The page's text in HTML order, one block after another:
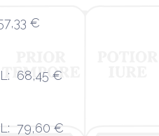
€
68,45 €
79,60 €